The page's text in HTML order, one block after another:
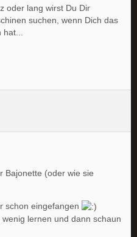
oder lang wirst Du Dir
suchen, wenn Dich das
Bajonette (oder wie sie
schon eingefangen
lernen und dann schaun